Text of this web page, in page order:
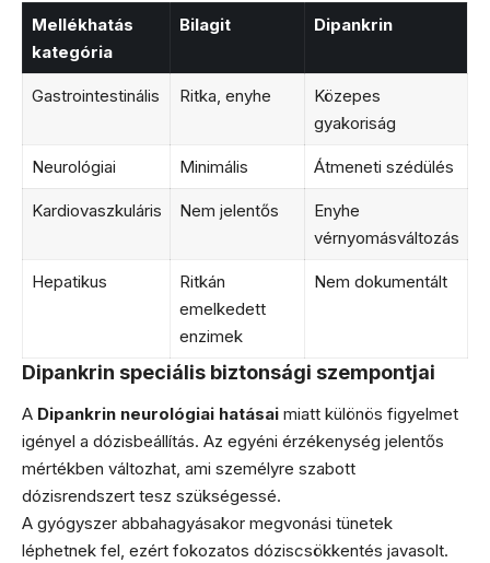
Mellékhatás
kategória
Bilagit Dipankrin
Gastrointestinális Ritka, enyhe
Közepes
gyakoriság
Neurológiai Minimális Átmeneti szédülés
Kardiovaszkuláris Nem jelentős
Enyhe
vérnyomásváltozás
Hepatikus
Ritkán
emelkedett
enzimek
Nem dokumentált
Dipankrin speciális biztonsági szempontjai
A Dipankrin neurológiai hatásai miatt különös figyelmet
igényel a dózisbeállítás. Az egyéni érzékenység jelentős
mértékben változhat, ami személyre szabott
dózisrendszert tesz szükségessé.
A gyógyszer abbahagyásakor megvonási tünetek
léphetnek fel, ezért fokozatos dóziscsökkentés javasolt.